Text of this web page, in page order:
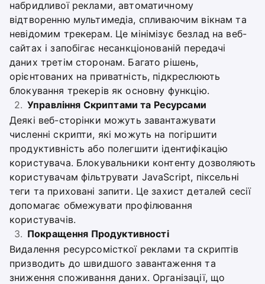
набридливої реклами, автоматичному
відтворенню мультимедіа, спливаючим вікнам та
невідомим трекерам. Це мінімізує безлад на веб-
сайтах і запобігає несанкціонованій передачі
даних третім сторонам. Багато рішень,
орієнтованих на приватність, підкреслюють
блокування трекерів як основну функцію.
Управління Скриптами та Ресурсами
Деякі веб-сторінки можуть завантажувати
численні скрипти, які можуть на погіршити
продуктивність або полегшити ідентифікацію
користувача. Блокувальники контенту дозволяють
користувачам фільтрувати JavaScript, піксельні
теги та приховані запити. Це захист деталей сесії
допомагає обмежувати профілювання
користувачів.
Покращення Продуктивності
Видалення ресурсомісткої реклами та скриптів
призводить до швидшого завантаження та
зниження споживання даних. Організації, що